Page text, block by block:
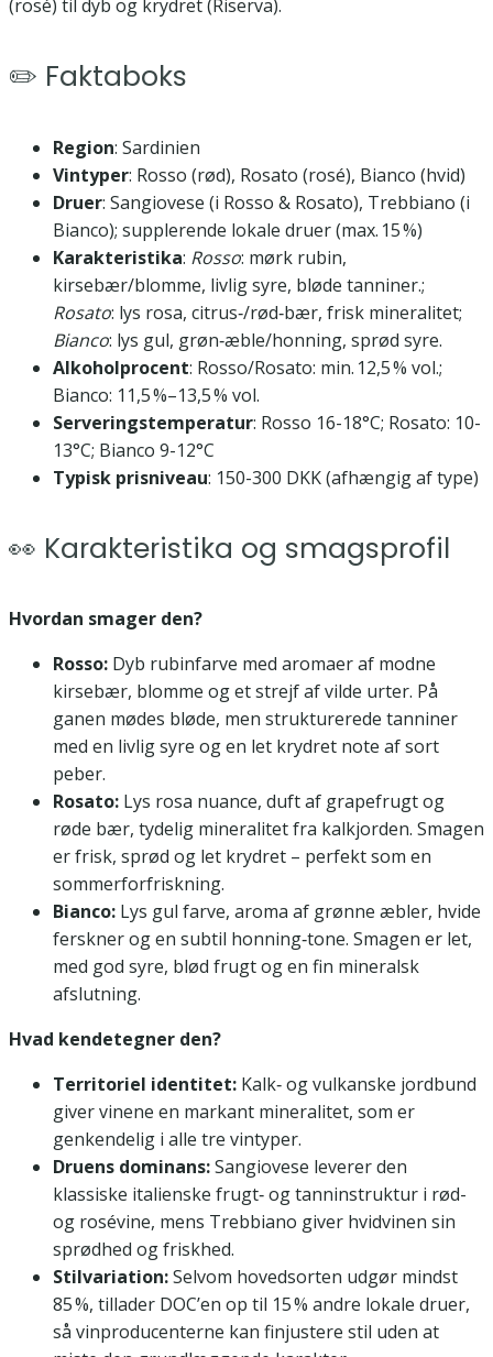
(rosé) til dyb og krydret (Riserva).
✏️ Faktaboks
Region: Sardinien
Vintyper: Rosso (rød), Rosato (rosé), Bianco (hvid)
Druer: Sangiovese (i Rosso & Rosato), Trebbiano (i
Bianco); supplerende lokale druer (max. 15 %)
Karakteristika: Rosso: mørk rubin,
kirsebær/blomme, livlig syre, bløde tanniner.;
Rosato: lys rosa, citrus‑/rød‑bær, frisk mineralitet;
Bianco: lys gul, grøn‑æble/honning, sprød syre.
Alkoholprocent: Rosso/Rosato: min. 12,5 % vol.;
Bianco: 11,5 %–13,5 % vol.
Serveringstemperatur: Rosso 16-18°C; Rosato: 10-
13°C; Bianco 9-12°C
Typisk prisniveau: 150-300 DKK (afhængig af type)
👀 Karakteristika og smagsprofil
Hvordan smager den?
Rosso: Dyb rubinfarve med aromaer af modne
kirsebær, blomme og et strejf af vilde urter. På
ganen mødes bløde, men strukturerede tanniner
med en livlig syre og en let krydret note af sort
peber.
Rosato: Lys rosa nuance, duft af grapefrugt og
røde bær, tydelig mineralitet fra kalkjorden. Smagen
er frisk, sprød og let krydret – perfekt som en
sommerforfriskning.
Bianco: Lys gul farve, aroma af grønne æbler, hvide
ferskner og en subtil honning‑tone. Smagen er let,
med god syre, blød frugt og en fin mineralsk
afslutning.
Hvad kendetegner den?
Territoriel identitet: Kalk‑ og vulkanske jordbund
giver vinene en markant mineralitet, som er
genkendelig i alle tre vintyper.
Druens dominans:Sangiovese leverer den
klassiske italienske frugt‑ og tanninstruktur i rød-
og rosévine, mens Trebbiano giver hvidvinen sin
sprødhed og friskhed.
Stilvariation:Selvom hovedsorten udgør mindst
85 %, tillader DOC’en op til 15 % andre lokale druer,
så vinproducenterne kan finjustere stil uden at